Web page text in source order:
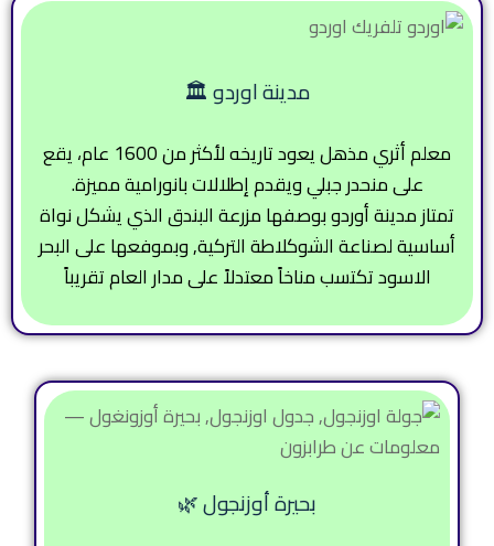
بحيرة أوزنجول 🌿
مدينة اوردو 🏛️
معلم أثري مذهل يعود تاريخه لأكثر من 1600 عام، يقع
على منحدر جبلي ويقدم إطلالات بانورامية مميزة.
تمتاز مدينة أوردو بوصفها مزرعة البندق الذي يشكل نواة
أساسية لصناعة الشوكلاطة التركية, وبموفعها على البحر
الاسود تكتسب مناخاً معتدلاً على مدار العام تقريباً